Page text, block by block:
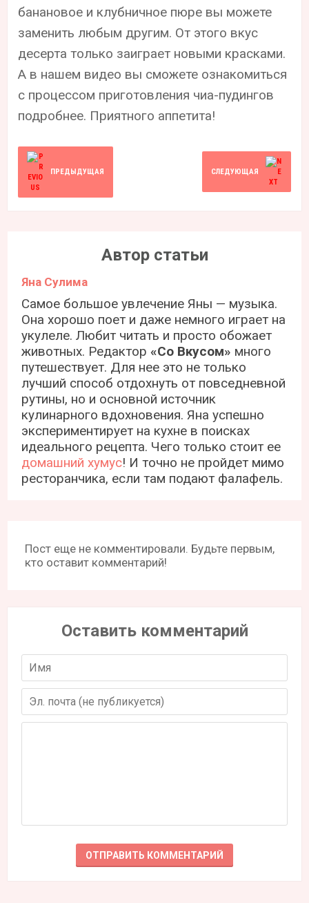
банановое и клубничное пюре вы можете
заменить любым другим. От этого вкус
десерта только заиграет новыми красками.
А в нашем видео вы сможете ознакомиться
с процессом приготовления чиа-пудингов
подробнее. Приятного аппетита!
ПРЕДЫДУЩАЯ СЛЕДУЮЩАЯ
Автор статьи
Яна Сулима
Самое большое увлечение Яны — музыка.
Она хорошо поет и даже немного играет на
укулеле. Любит читать и просто обожает
животных. Редактор«Со Вкусом» много
путешествует. Для нее это не только
лучший способ отдохнуть от повседневной
рутины, но и основной источник
кулинарного вдохновения. Яна успешно
экспериментирует на кухне в поисках
идеального рецепта. Чего только стоит ее
домашний хумус! И точно не пройдет мимо
ресторанчика, если там подают фалафель.
Пост еще не комментировали. Будьте первым,
кто оставит комментарий!
Оставить комментарий